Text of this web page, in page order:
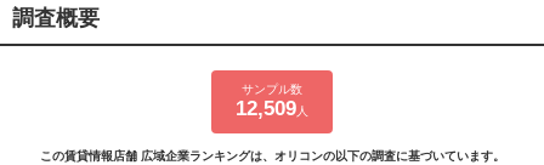
調査概要
サンプル数
12,509 人
この賃貸情報店舗 広域企業ランキングは、オリコンの以下の調査に基づいています。